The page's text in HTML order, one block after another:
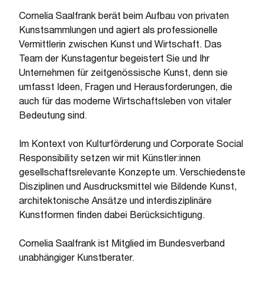
Cornelia Saalfrank berät beim Aufbau von privaten
Kunstsammlungen und agiert als professionelle
Vermittlerin zwischen Kunst und Wirtschaft. Das
Team der Kunstagentur begeistert Sie und Ihr
Unternehmen für zeitgenössische Kunst, denn sie
umfasst Ideen, Fragen und Herausforderungen, die
auch für das moderne Wirtschaftsleben von vitaler
Bedeutung sind.
Im Kontext von Kulturförderung und Corporate Social
Responsibility setzen wir mit Künstler:innen
gesellschaftsrelevante Konzepte um. Verschiedenste
Disziplinen und Ausdrucksmittel wie Bildende Kunst,
architektonische Ansätze und interdisziplinäre
Kunstformen finden dabei Berücksichtigung.
Cornelia Saalfrank ist Mitglied im Bundesverband
unabhängiger Kunstberater.